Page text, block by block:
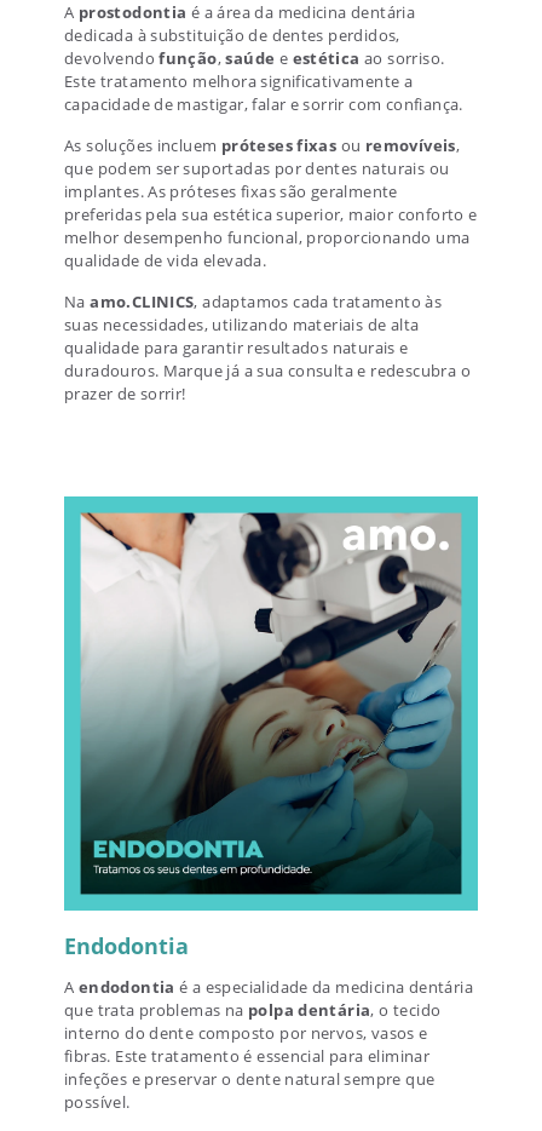
A prostodontia é a área da medicina dentária
dedicada à substituição de dentes perdidos,
devolvendofunção,saúde e estética ao sorriso.
Este tratamento melhora significativamente a
capacidade de mastigar, falar e sorrir com confiança.
As soluções incluem próteses fixas ou removíveis,
que podem ser suportadas por dentes naturais ou
implantes. As próteses fixas são geralmente
preferidas pela sua estética superior, maior conforto e
melhor desempenho funcional, proporcionando uma
qualidade de vida elevada.
Naamo.CLINICS, adaptamos cada tratamento às
suas necessidades, utilizando materiais de alta
qualidade para garantir resultados naturais e
duradouros. Marque já a sua consulta e redescubra o
prazer de sorrir!
Endodontia
A endodontia é a especialidade da medicina dentária
que trata problemas na polpa dentária, o tecido
interno do dente composto por nervos, vasos e
fibras. Este tratamento é essencial para eliminar
infeções e preservar o dente natural sempre que
possível.